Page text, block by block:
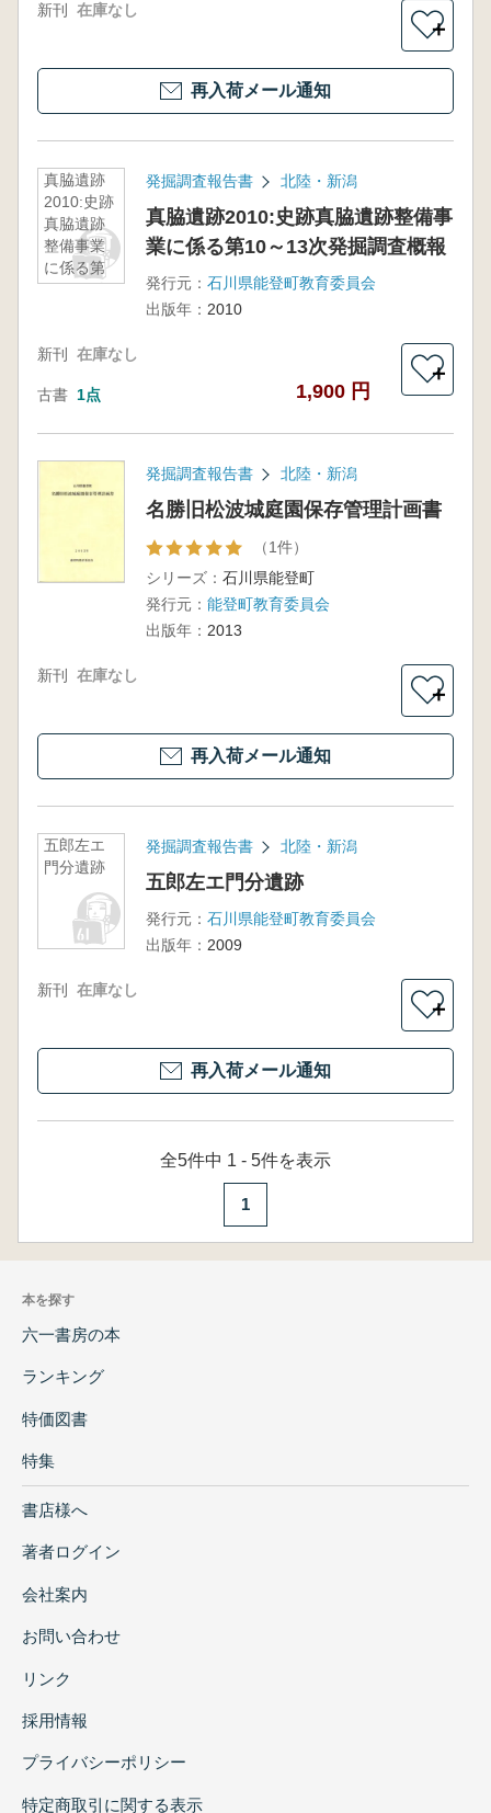
新刊 在庫なし
＋
再入荷メール通知
真脇遺跡
2010:史跡
真脇遺跡
整備事業
に係る第
10～13次
発掘調査報告書 北陸・新潟
真脇遺跡2010:史跡真脇遺跡整備事
業に係る第10～13次発掘調査概報
発行元： 石川県能登町教育委員会
出版年： 2010
新刊 在庫なし
古書 1点 1,900 円
＋
発掘調査報告書 北陸・新潟
名勝旧松波城庭園保存管理計画書
（1件）
シリーズ： 石川県能登町
発行元： 能登町教育委員会
出版年： 2013
新刊 在庫なし
＋
再入荷メール通知
五郎左エ
門分遺跡
発掘調査報告書 北陸・新潟
五郎左エ門分遺跡
発行元： 石川県能登町教育委員会
出版年： 2009
新刊 在庫なし
＋
再入荷メール通知
全5件中 1 - 5件を表示
1
本を探す
六一書房の本
ランキング
特価図書
特集
書店様へ
著者ログイン
会社案内
お問い合わせ
リンク
採用情報
プライバシーポリシー
特定商取引に関する表示